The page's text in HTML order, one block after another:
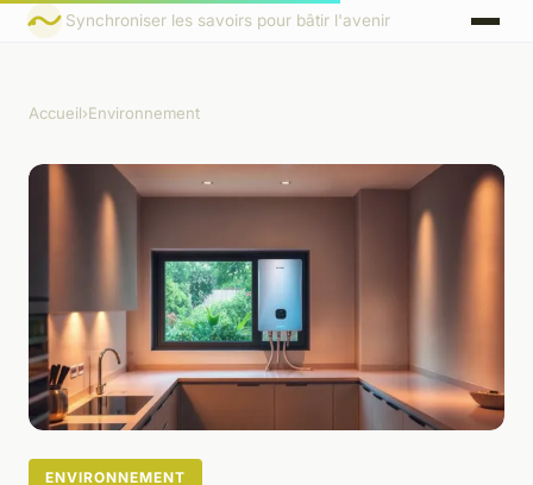
Synchroniser les savoirs pour bâtir l'avenir
Accueil›Environnement
ENVIRONNEMENT